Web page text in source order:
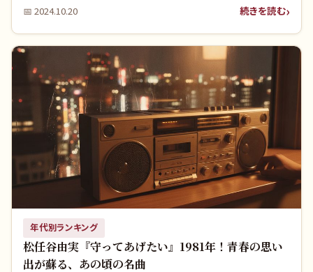
📅 2024.10.20 続きを読む
年代別ランキング
松任谷由実『守ってあげたい』1981年！青春の思い
出が蘇る、あの頃の名曲